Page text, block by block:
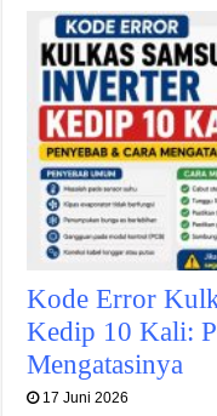
Kode Error
Kedip 10 Kali:
Mengatasinya
17 Juni 2026